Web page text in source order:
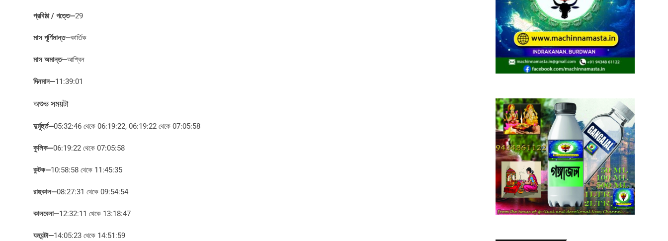
প্রবিষ্ঠা / গত্তে—29
মাস পূর্ণিমান্ত—কার্তিক
মাস অমান্ত—আশ্বিন
দিনমান—11:39:01
অশুভ সময়টা
দুর্মুহুর্ত—05:32:46 থেকে 06:19:22, 06:19:22 থেকে 07:05:58
কুলিক—06:19:22 থেকে 07:05:58
কন্টক—10:58:58 থেকে 11:45:35
রাহুকাল—08:27:31 থেকে 09:54:54
কালবেলা—12:32:11 থেকে 13:18:47
যমঘন্টা—14:05:23 থেকে 14:51:59